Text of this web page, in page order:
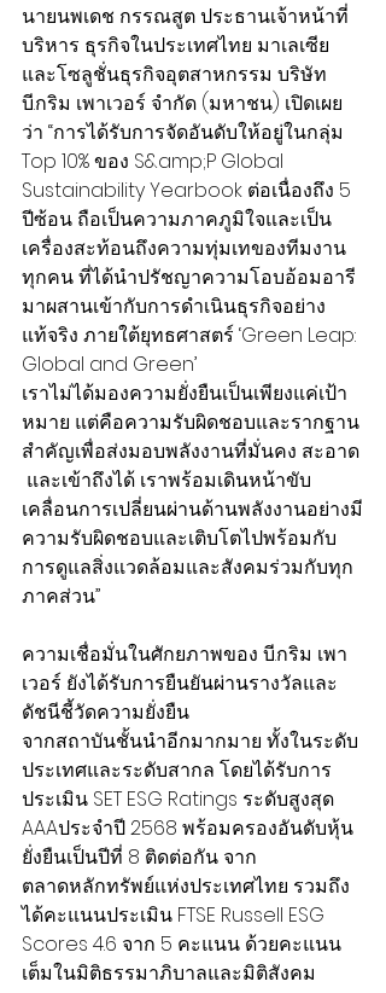
นายนพเดช กรรณสูต ประธานเจ้าหน้าที่
บริหาร ธุรกิจในประเทศไทย มาเลเซีย
และโซลูชั่นธุรกิจอุตสาหกรรม บริษัท
บี.กริม เพาเวอร์ จำกัด (มหาชน) เปิดเผย
ว่า “การได้รับการจัดอันดับให้อยู่ในกลุ่ม
Top 10% ของ S&amp;P Global
Sustainability Yearbook ต่อเนื่องถึง 5
ปีซ้อน ถือเป็นความภาคภูมิใจและเป็น
เครื่องสะท้อนถึงความทุ่มเทของทีมงาน
ทุกคน ที่ได้นำปรัชญาความโอบอ้อมอารี
มาผสานเข้ากับการดำเนินธุรกิจอย่าง
แท้จริง ภายใต้ยุทธศาสตร์ ‘Green Leap:
Global and Green’
เราไม่ได้มองความยั่งยืนเป็นเพียงแค่เป้า
หมาย แต่คือความรับผิดชอบและรากฐาน
สำคัญเพื่อส่งมอบพลังงานที่มั่นคง สะอาด
และเข้าถึงได้ เราพร้อมเดินหน้าขับ
เคลื่อนการเปลี่ยนผ่านด้านพลังงานอย่างมี
ความรับผิดชอบและเติบโตไปพร้อมกับ
การดูแลสิ่งแวดล้อมและสังคมร่วมกับทุก
ภาคส่วน”
ความเชื่อมั่นในศักยภาพของ บี.กริม เพา
เวอร์ ยังได้รับการยืนยันผ่านรางวัลและ
ดัชนีชี้วัดความยั่งยืน
จากสถาบันชั้นนำอีกมากมาย ทั้งในระดับ
ประเทศและระดับสากล โดยได้รับการ
ประเมิน SET ESG Ratings ระดับสูงสุด
AAAประจำปี 2568 พร้อมครองอันดับหุ้น
ยั่งยืนเป็นปีที่ 8 ติดต่อกัน จาก
ตลาดหลักทรัพย์แห่งประเทศไทย รวมถึง
ได้คะแนนประเมิน FTSE Russell ESG
Scores 4.6 จาก 5 คะแนน ด้วยคะแนน
เต็มในมิติธรรมาภิบาลและมิติสังคม